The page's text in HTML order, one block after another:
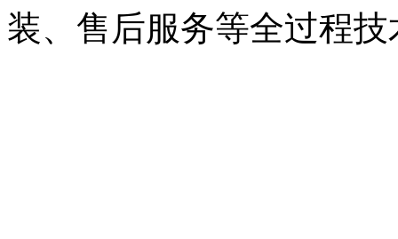
装、售后服务等全过程